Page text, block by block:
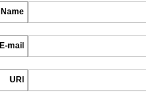
Name
E-mail
URI